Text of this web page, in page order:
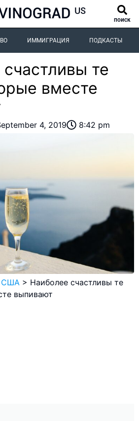
поиск
ИММИГРАЦИЯ ПОДКАСТЫ
те
вместе
4, 2019 8:42 pm
США > Наиболее счастливы те
выпивают